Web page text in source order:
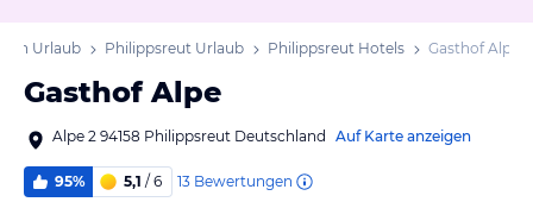
Urlaub Philippsreut Urlaub Philippsreut Hotels Gasthof Alpe
Gasthof Alpe
Alpe 2 94158 Philippsreut Deutschland Auf Karte anzeigen
95% 5,1 / 6 13 Bewertungen